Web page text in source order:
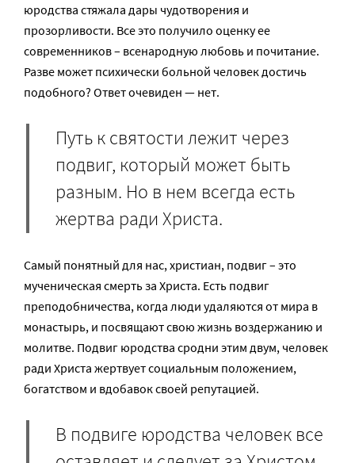
юродства стяжала дары чудотворения и
прозорливости. Все это получило оценку ее
современников – всенародную любовь и почитание.
Разве может психически больной человек достичь
подобного? Ответ очевиден — нет.
Путь к святости лежит через
подвиг, который может быть
разным. Но в нем всегда есть
жертва ради Христа.
Самый понятный для нас, христиан, подвиг – это
мученическая смерть за Христа. Есть подвиг
преподобничества, когда люди удаляются от мира в
монастырь, и посвящают свою жизнь воздержанию и
молитве. Подвиг юродства сродни этим двум, человек
ради Христа жертвует социальным положением,
богатством и вдобавок своей репутацией.
В подвиге юродства человек все